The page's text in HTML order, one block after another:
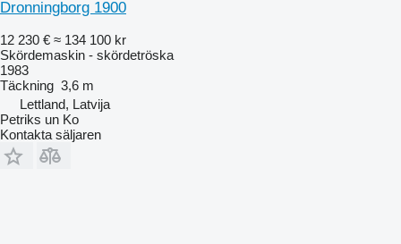
Dronningborg 1900
12 230 € ≈ 134 100 kr
Skördemaskin - skördetröska
1983
Täckning 3,6 m
Lettland, Latvija
Petriks un Ko
Kontakta säljaren